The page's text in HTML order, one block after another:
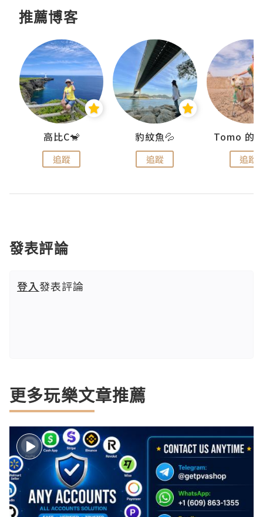
推薦博客
高比C🐒
追蹤
豹紋魚💦
追蹤 追蹤
發表評論
登入發表評論
更多玩樂文章推薦